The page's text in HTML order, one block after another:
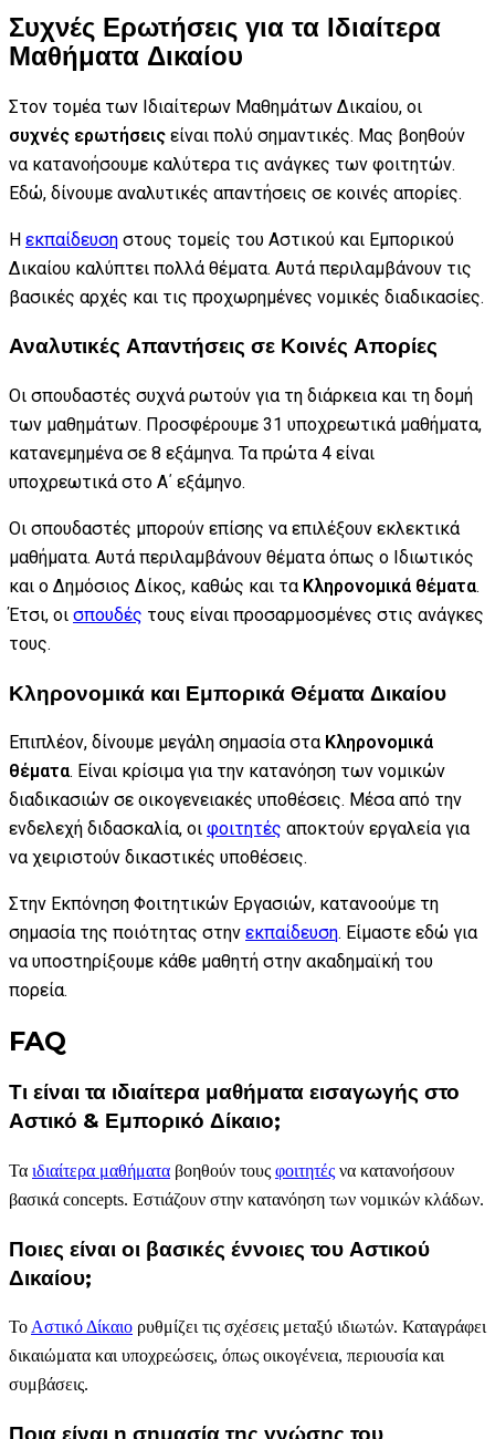
Συχνές Ερωτήσεις για τα Ιδιαίτερα
Μαθήματα Δικαίου
Στον τομέα των Ιδιαίτερων Μαθημάτων Δικαίου, οι
συχνές ερωτήσεις είναι πολύ σημαντικές. Μας βοηθούν
να κατανοήσουμε καλύτερα τις ανάγκες των φοιτητών.
Εδώ, δίνουμε αναλυτικές απαντήσεις σε κοινές απορίες.
Η εκπαίδευση στους τομείς του Αστικού και Εμπορικού
Δικαίου καλύπτει πολλά θέματα. Αυτά περιλαμβάνουν τις
βασικές αρχές και τις προχωρημένες νομικές διαδικασίες.
Αναλυτικές Απαντήσεις σε Κοινές Απορίες
Οι σπουδαστές συχνά ρωτούν για τη διάρκεια και τη δομή
των μαθημάτων. Προσφέρουμε 31 υποχρεωτικά μαθήματα,
κατανεμημένα σε 8 εξάμηνα. Τα πρώτα 4 είναι
υποχρεωτικά στο Α΄ εξάμηνο.
Οι σπουδαστές μπορούν επίσης να επιλέξουν εκλεκτικά
μαθήματα. Αυτά περιλαμβάνουν θέματα όπως ο Ιδιωτικός
και ο Δημόσιος Δίκος, καθώς και τα Κληρονομικά θέματα.
Έτσι, οι σπουδές τους είναι προσαρμοσμένες στις ανάγκες
τους.
Κληρονομικά και Εμπορικά Θέματα Δικαίου
Επιπλέον, δίνουμε μεγάλη σημασία στα Κληρονομικά
θέματα. Είναι κρίσιμα για την κατανόηση των νομικών
διαδικασιών σε οικογενειακές υποθέσεις. Μέσα από την
ενδελεχή διδασκαλία, οι φοιτητές αποκτούν εργαλεία για
να χειριστούν δικαστικές υποθέσεις.
Στην Εκπόνηση Φοιτητικών Εργασιών, κατανοούμε τη
σημασία της ποιότητας στην εκπαίδευση. Είμαστε εδώ για
να υποστηρίξουμε κάθε μαθητή στην ακαδημαϊκή του
πορεία.
FAQ
Τι είναι τα ιδιαίτερα μαθήματα εισαγωγής στο
Αστικό & Εμπορικό Δίκαιο;
Τα ιδιαίτερα μαθήματα βοηθούν τους φοιτητές να κατανοήσουν
βασικά concepts. Εστιάζουν στην κατανόηση των νομικών κλάδων.
Ποιες είναι οι βασικές έννοιες του Αστικού
Δικαίου;
ΤοΑστικό Δίκαιο ρυθμίζει τις σχέσεις μεταξύ ιδιωτών. Καταγράφει
δικαιώματα και υποχρεώσεις, όπως οικογένεια, περιουσία και
συμβάσεις.